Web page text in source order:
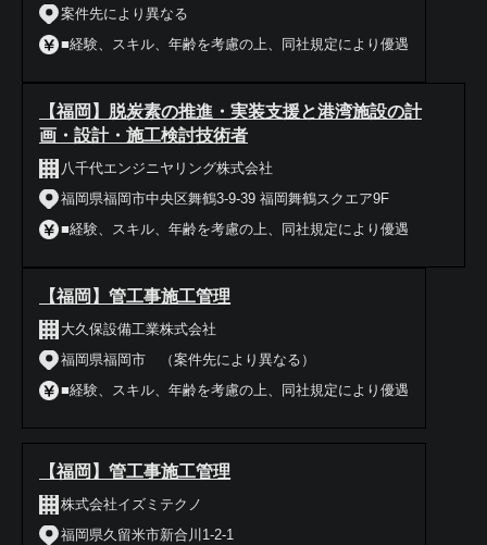
案件先により異なる
■経験、スキル、年齢を考慮の上、同社規定により優遇
【福岡】脱炭素の推進・実装支援と港湾施設の計
画・設計・施工検討技術者
八千代エンジニヤリング株式会社
福岡県福岡市中央区舞鶴3-9-39 福岡舞鶴スクエア9F
■経験、スキル、年齢を考慮の上、同社規定により優遇
【福岡】管工事施工管理
大久保設備工業株式会社
福岡県福岡市 （案件先により異なる）
■経験、スキル、年齢を考慮の上、同社規定により優遇
【福岡】管工事施工管理
株式会社イズミテクノ
福岡県久留米市新合川1‐2-1